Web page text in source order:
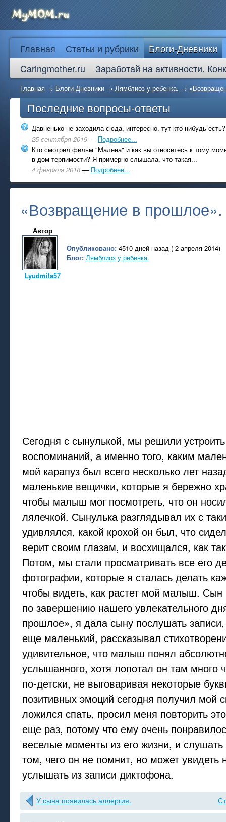
Главная Статьи и рубрики
Блоги-Дневники
Caringmother.ru
Заработай на активности.
Главная → Блоги-Дневники → Лямблиоз у ребенка. →
Последние вопросы-ответы
Давненько не заходила сюда, интересно, тут кто-нибудь есть?
25 сентября 2019 — Подробнее...
Кто смотрел фильм "Малена" и как вы относитесь к тому
в дом терпимости? Я примерно слышала, что такая...
4 февраля 2018 — Подробнее...
«Возвращение в прошлое».
Автор
Lyudmila57
Опубликовано: 4510 дней назад ( 2 апреля 2014)
Блог: Лямблиоз у ребенка.
Сегодня с сынулькой, мы решили
воспоминаний, а именно того, каким
мой карапуз был всего несколько лет
маленькие вещички, которые я бережно
чтобы малыш мог посмотреть, что он
лялечкой. Сынулька разглядывал их с
удивлялся, какой крохой он был, что
верит своим глазам, и восхищался, как
Потом, мы стали просматривать все его
фотографии, которые я сталась делать
чтобы видеть, как растет мой малыш. Сын
по завершению нашего увлекательного
прошлое», я дала сыну послушать
еще маленький, рассказывал
удивительное, что малыш понял
услышанного, хотя лопотал он там много
по-детски, не выговаривая некоторые
позитивных эмоций сегодня получил мой
ложился спать, просил меня повторить
еще раз, потому что ему очень
веселые моменты из его жизни, и
том, чего он не помнит, но может увидеть
услышать из записи диктофона.
У сына появилась аллергия.